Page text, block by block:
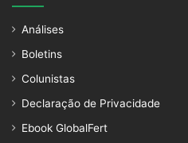
Análises
Boletins
Colunistas
Declaração de Privacidade
Ebook GlobalFert